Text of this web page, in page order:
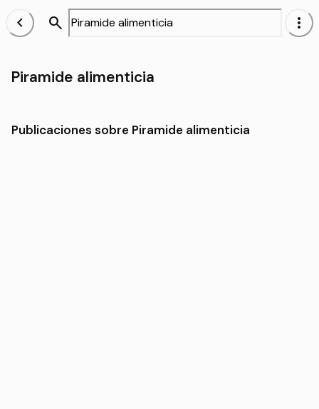
chevron_left search more_vert
Piramide alimenticia
Publicaciones sobre Piramide alimenticia